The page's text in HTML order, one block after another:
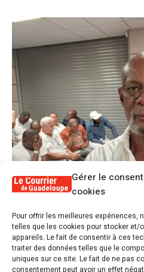
Gérer le
cookies
Pour offrir les meilleures expériences,
telles que les cookies pour stocker et/
appareils. Le fait de consentir à ces
traiter des données telles que le
uniques sur ce site. Le fait de ne pas
consentement peut avoir un effet
1 Alex Lollia : «
une forme de
transformer en